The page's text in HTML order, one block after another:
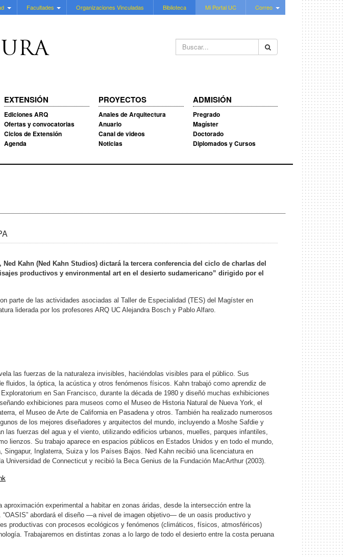
Facultades Organizaciones Vinculadas Biblioteca Mi Portal UC Correo
Buscar...
EXTENSIÓN
Ediciones ARQ
Ofertas y convocatorias
Ciclos de Extensión
Agenda
PROYECTOS
Anales de Arquitectura
Anuario
Canal de videos
Noticias
ADMISIÓN
Pregrado
Magíster
Doctorado
Diplomados y Cursos
Kahn (Ned Kahn Studios) dictará la tercera conferencia del ciclo de charlas del
productivos y environmental art en el desierto sudamericano” dirigido por el
parte de las actividades asociadas al Taller de Especialidad (TES) del Magíster en
liderada por los profesores ARQ UC Alejandra Bosch y Pablo Alfaro.
las fuerzas de la naturaleza invisibles, haciéndolas visibles para el público. Sus
fluidos, la óptica, la acústica y otros fenómenos físicos. Kahn trabajó como aprendiz de
en San Francisco, durante la década de 1980 y diseñó muchas exhibiciones
exhibiciones para museos como el Museo de Historia Natural de Nueva York, el
el Museo de Arte de California en Pasadena y otros. También ha realizado numerosos
de los mejores diseñadores y arquitectos del mundo, incluyendo a Moshe Safdie y
las fuerzas del agua y el viento, utilizando edificios urbanos, muelles, parques infantiles,
lienzos. Su trabajo aparece en espacios públicos en Estados Unidos y en todo el mundo,
Singapur, Inglaterra, Suiza y los Países Bajos. Ned Kahn recibió una licenciatura en
Universidad de Connecticut y recibió la Beca Genius de la Fundación MacArthur (2003).
aproximación experimental a habitar en zonas áridas, desde la intersección entre la
abordará el diseño —a nivel de imagen objetivo— de un oasis productivo y
productivas con procesos ecológicos y fenómenos (climáticos, físicos, atmosféricos)
Trabajaremos en distintas zonas a lo largo de todo el desierto entre la costa peruana